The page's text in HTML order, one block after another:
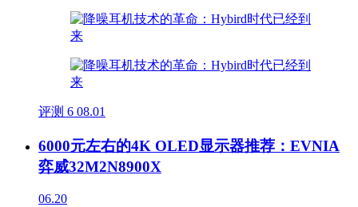
评测 6 08.01
6000元左右的4K OLED显示器推荐：EVNIA
弈威32M2N8900X
06.20